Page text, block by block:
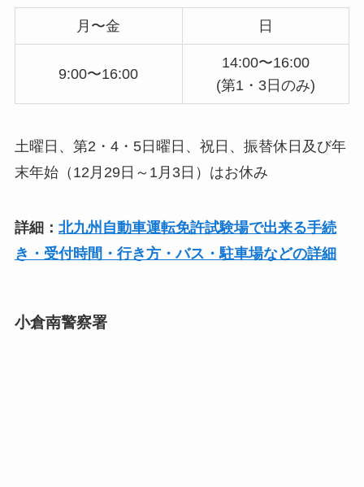
月〜金 日
9:00〜16:00
14:00〜16:00
(第1・3日のみ)
土曜日、第2・4・5日曜日、祝日、振替休日及び年
末年始（12月29日～1月3日）はお休み
詳細： 北九州自動車運転免許試験場で出来る手続
き・受付時間・行き方・バス・駐車場などの詳細
小倉南警察署